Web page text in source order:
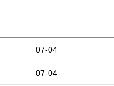
07-04
07-04